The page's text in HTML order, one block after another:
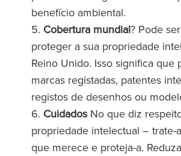
benefício ambiental.
Cobertura mundial? Pode
proteger a sua propriedade
Reino Unido. Isso significa que
marcas registadas, patentes
registos de desenhos ou
CuidadosNo que diz
propriedade intelectual – trate-
que merece e proteja-a.